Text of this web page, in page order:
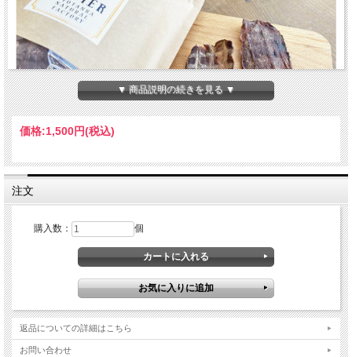
たっぷり75g入ったお得な鹿ジャーキーです。薄作りでパリパリ割りやすいので
大型犬までお楽しみいただけます。
有害駆除捕獲した鹿や猪の利活用を始めました。頂いた命の形を山に棄てない、
山の土壌汚染を
▼ 商品説明の続きを見る ▼
価格:1,500円(税込)
注文
購入数： 個
返品についての詳細はこちら
お問い合わせ